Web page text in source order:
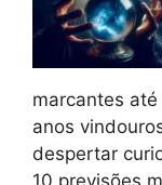
marcantes
anos
despertar
10 previsões